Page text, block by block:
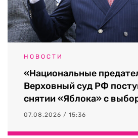
НОВОСТИ
«Национальные
Верховный суд РФ
снятии «Яблока» с
07.08.2026 / 15:36